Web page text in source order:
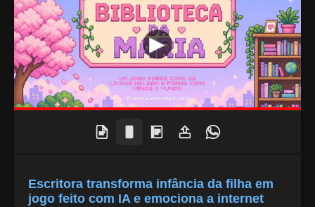
Escritora transforma infância da filha em
jogo feito com IA e emociona a internet